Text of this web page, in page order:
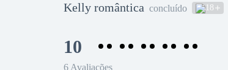
Kelly romântica concluído 18
10
6 Avaliações